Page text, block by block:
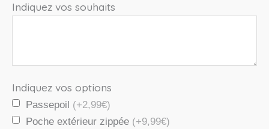
Indiquez vos souhaits
Indiquez vos options
Passepoil (+2,99€)
Poche extérieur zippée (+9,99€)